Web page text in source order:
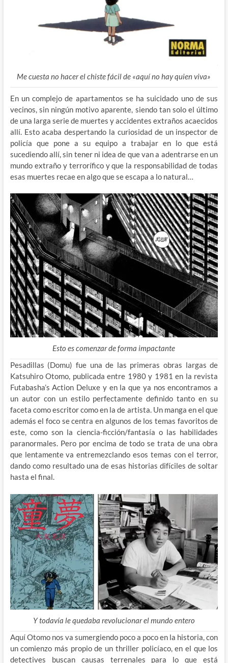
Me cuesta no hacer el chiste fácil de «aquí no hay quien viva»
En un complejo de apartamentos se ha suicidado uno de sus
vecinos, sin ningún motivo aparente, siendo tan solo el último
de una larga serie de muertes y accidentes extraños acaecidos
allí. Esto acaba despertando la curiosidad de un inspector de
policía que pone a su equipo a trabajar en lo que está
sucediendo allí, sin tener ni idea de que van a adentrarse en un
mundo extraño y terrorífico y que la responsabilidad de todas
esas muertes recae en algo que se escapa a lo natural…
Esto es comenzar de forma impactante
Pesadillas (Domu) fue una de las primeras obras largas de
Katsuhiro Otomo, publicada entre 1980 y 1981 en la revista
Futabasha’s Action Deluxe y en la que ya nos encontramos a
un autor con un estilo perfectamente definido tanto en su
faceta como escritor como en la de artista. Un manga en el que
además el foco se centra en algunos de los temas favoritos de
este, como son la ciencia-ficción/fantasía o las habilidades
paranormales. Pero por encima de todo se trata de una obra
que lentamente va entremezclando esos temas con el terror,
dando como resultado una de esas historias difíciles de soltar
hasta el final.
Y todavía le quedaba revolucionar el mundo entero
Aquí Otomo nos va sumergiendo poco a poco en la historia, con
un comienzo más propio de un thriller policíaco, en el que los
detectives buscan causas terrenales para lo que está